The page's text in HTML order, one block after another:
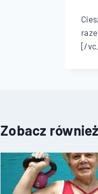
[/
Zobacz również